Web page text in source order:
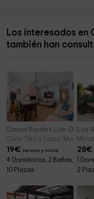
Los interesados en
también han
Casas Rurales Luis- Dúplex
Calar De La Santa (Murcia)
19€ persona y noche
4 Dormitorios, 2 Baños,
10 Plazas
Los
28€
1
2